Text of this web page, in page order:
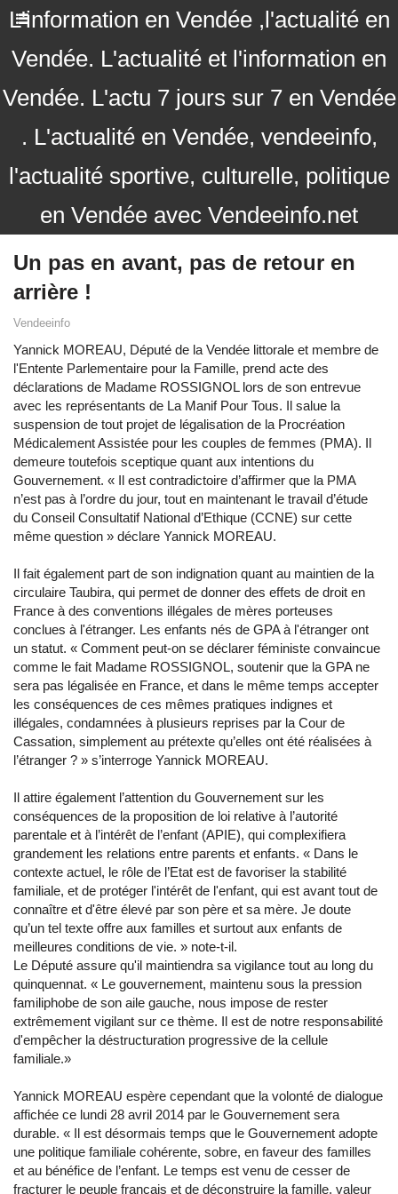
L'information en Vendée ,l'actualité en
Vendée. L'actualité et l'information en
Vendée. L'actu 7 jours sur 7 en Vendée
. L'actualité en Vendée, vendeeinfo,
l'actualité sportive, culturelle, politique
en Vendée avec Vendeeinfo.net
Un pas en avant, pas de retour en
arrière !
Vendeeinfo
Yannick MOREAU, Député de la Vendée littorale et membre de
l'Entente Parlementaire pour la Famille, prend acte des
déclarations de Madame ROSSIGNOL lors de son entrevue
avec les représentants de La Manif Pour Tous. Il salue la
suspension de tout projet de légalisation de la Procréation
Médicalement Assistée pour les couples de femmes (PMA). Il
demeure toutefois sceptique quant aux intentions du
Gouvernement. « Il est contradictoire d’affirmer que la PMA
n’est pas à l’ordre du jour, tout en maintenant le travail d’étude
du Conseil Consultatif National d’Ethique (CCNE) sur cette
même question » déclare Yannick MOREAU.
Il fait également part de son indignation quant au maintien de la
circulaire Taubira, qui permet de donner des effets de droit en
France à des conventions illégales de mères porteuses
conclues à l'étranger. Les enfants nés de GPA à l'étranger ont
un statut. « Comment peut-on se déclarer féministe convaincue
comme le fait Madame ROSSIGNOL, soutenir que la GPA ne
sera pas légalisée en France, et dans le même temps accepter
les conséquences de ces mêmes pratiques indignes et
illégales, condamnées à plusieurs reprises par la Cour de
Cassation, simplement au prétexte qu’elles ont été réalisées à
l’étranger ? » s’interroge Yannick MOREAU.
Il attire également l’attention du Gouvernement sur les
conséquences de la proposition de loi relative à l’autorité
parentale et à l’intérêt de l’enfant (APIE), qui complexifiera
grandement les relations entre parents et enfants. « Dans le
contexte actuel, le rôle de l’Etat est de favoriser la stabilité
familiale, et de protéger l'intérêt de l'enfant, qui est avant tout de
connaître et d'être élevé par son père et sa mère. Je doute
qu’un tel texte offre aux familles et surtout aux enfants de
meilleures conditions de vie. » note-t-il.
Le Député assure qu'il maintiendra sa vigilance tout au long du
quinquennat. « Le gouvernement, maintenu sous la pression
familiphobe de son aile gauche, nous impose de rester
extrêmement vigilant sur ce thème. Il est de notre responsabilité
d'empêcher la déstructuration progressive de la cellule
familiale.»
Yannick MOREAU espère cependant que la volonté de dialogue
affichée ce lundi 28 avril 2014 par le Gouvernement sera
durable. « Il est désormais temps que le Gouvernement adopte
une politique familiale cohérente, sobre, en faveur des familles
et au bénéfice de l’enfant. Le temps est venu de cesser de
fracturer le peuple français et de déconstruire la famille, valeur